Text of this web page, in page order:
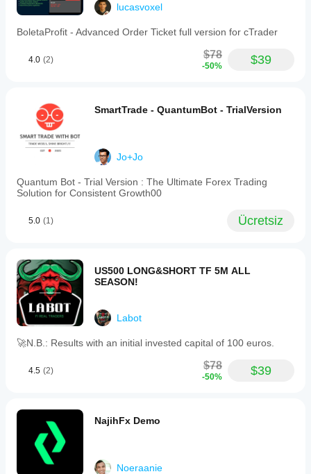
lucasvoxel
BoletaProfit - Advanced Order Ticket full version for cTrader
4.0 (2) $78
-50% $39
SmartTrade - QuantumBot - TrialVersion
Jo+Jo
Quantum Bot - Trial Version : The Ultimate Forex Trading
Solution for Consistent Growth00
5.0 (1) Ücretsiz
US500 LONG&SHORT TF 5M ALL
SEASON!
Labot
🚀N.B.: Results with an initial invested capital of 100 euros.
4.5 (2) $78
-50% $39
NajihFx Demo
Noeraanie